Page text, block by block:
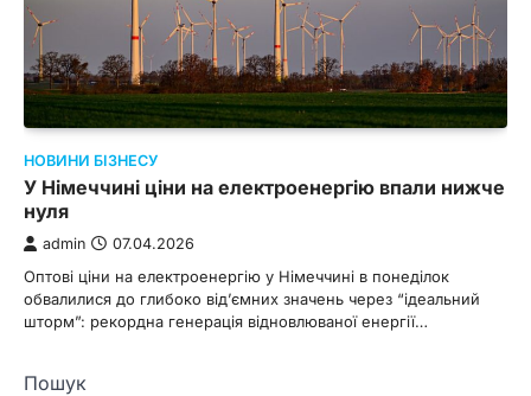
НОВИНИ БІЗНЕСУ
У Німеччині ціни на електроенергію впали нижче
нуля
admin 07.04.2026
Оптові ціни на електроенергію у Німеччині в понеділок
обвалилися до глибоко від’ємних значень через “ідеальний
шторм”: рекордна генерація відновлюваної енергії…
Пошук